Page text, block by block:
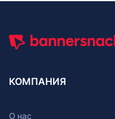
КОМПАНИЯ
О нас